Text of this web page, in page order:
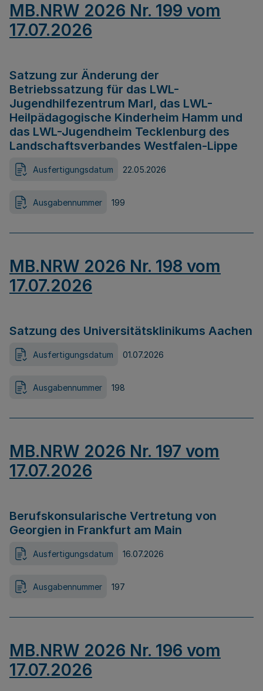
MB.NRW 2026 Nr. 199 vom
17.07.2026
Satzung zur Änderung der
Betriebssatzung für das LWL-
Jugendhilfezentrum Marl, das LWL-
Heilpädagogische Kinderheim Hamm und
das LWL-Jugendheim Tecklenburg des
Landschaftsverbandes Westfalen-Lippe
Ausfertigungsdatum 22.05.2026
Ausgabennummer 199
MB.NRW 2026 Nr. 198 vom
17.07.2026
Satzung des Universitätsklinikums Aachen
Ausfertigungsdatum 01.07.2026
Ausgabennummer 198
MB.NRW 2026 Nr. 197 vom
17.07.2026
Berufskonsularische Vertretung von
Georgien in Frankfurt am Main
Ausfertigungsdatum 16.07.2026
Ausgabennummer 197
MB.NRW 2026 Nr. 196 vom
17.07.2026